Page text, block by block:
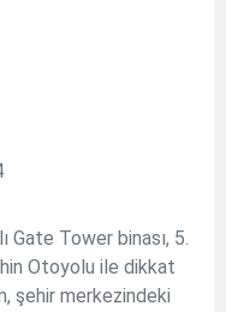
Gate Tower binası, 5.
Otoyolu ile dikkat
şehir merkezindeki